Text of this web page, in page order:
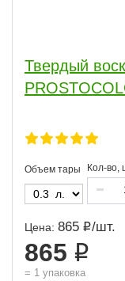
Твердый
Объем тары Кол-во,
Цена: 865 /шт.
865
= 1 упаковка